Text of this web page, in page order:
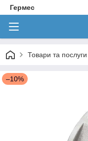
Гермес
Товари та послуги
–10%